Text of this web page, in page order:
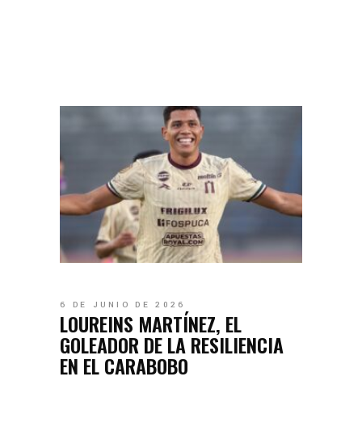
6 DE JUNIO DE 2026
LOUREINS MARTÍNEZ, EL
GOLEADOR DE LA RESILIENCIA
EN EL CARABOBO